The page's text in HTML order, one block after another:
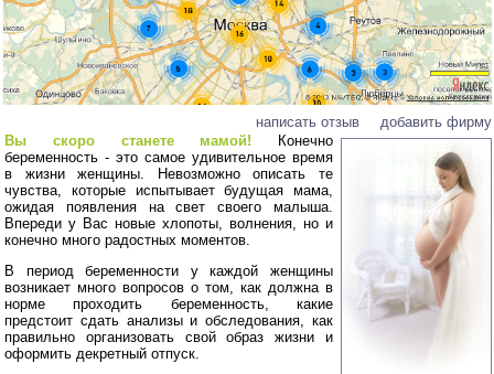
написать отзыв
добавить фирму
Вы скоро станете мамой! Конечно
беременность - это самое удивительное время
в жизни женщины. Невозможно описать те
чувства, которые испытывает будущая мама,
ожидая появления на свет своего малыша.
Впереди у Вас новые хлопоты, волнения, но и
конечно много радостных моментов.
В период беременности у каждой женщины
возникает много вопросов о том, как должна в
норме проходить беременность, какие
предстоит сдать анализы и обследования, как
правильно организовать свой образ жизни и
оформить декретный отпуск.